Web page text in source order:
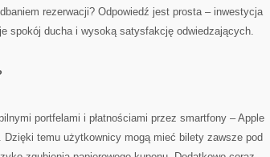
rezerwacji? Odpowiedź jest prosta – inwestycja
spokój ducha i wysoką satysfakcję odwiedzających.
portfelami i płatnościami przez smartfony – Apple
Dzięki temu użytkownicy mogą mieć bilety zawsze pod